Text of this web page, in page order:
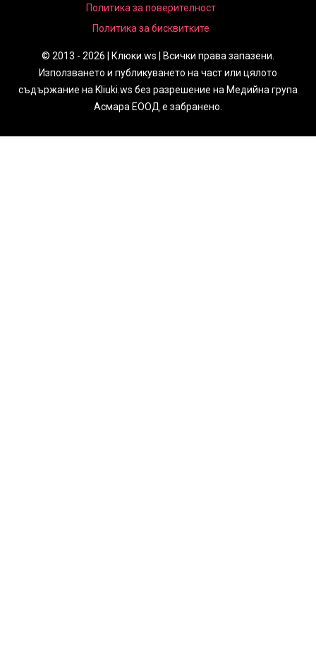
Политика за поверителност
Политика за бисквитките
© 2013 - 2026 | Клюки.ws | Всички права запазени.
Използването и публикуването на част или цялото
съдържание на Kliuki.ws без разрешение на Медийна група
Асмара ЕООД е забранено.